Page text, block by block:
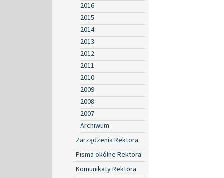
2016
2015
2014
2013
2012
2011
2010
2009
2008
2007
Archiwum
Zarządzenia Rektora
Pisma okólne Rektora
Komunikaty Rektora